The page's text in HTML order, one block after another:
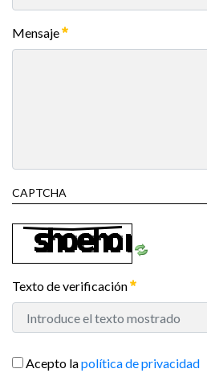
Mensaje
CAPTCHA
Texto de verificación
Acepto lapolítica de privacidad